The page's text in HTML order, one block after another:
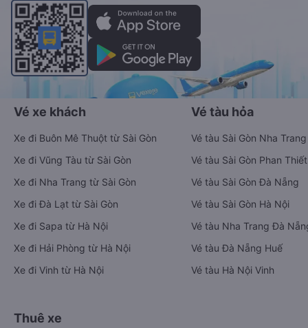
Vé xe khách
Xe đi Buôn Mê Thuột từ Sài Gòn
Xe đi Vũng Tàu từ Sài Gòn
Xe đi Nha Trang từ Sài Gòn
Xe đi Đà Lạt từ Sài Gòn
Xe đi Sapa từ Hà Nội
Xe đi Hải Phòng từ Hà Nội
Xe đi Vinh từ Hà Nội
Vé tàu hỏa
Vé tàu Sài Gòn Nha Trang
Vé tàu Sài Gòn Phan Thiết
Vé tàu Sài Gòn Đà Nẵng
Vé tàu Sài Gòn Hà Nội
Vé tàu Nha Trang Đà
Vé tàu Đà Nẵng Huế
Vé tàu Hà Nội Vinh
Thuê xe